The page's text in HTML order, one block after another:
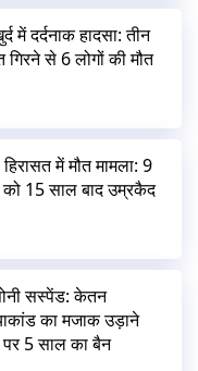
में दर्दनाक हादसा: तीन
गिरने से 6 लोगों की मौत
में मौत मामला: 9
को 15 साल बाद उम्रकैद
सस्पेंड: केतन
का मजाक उड़ाने
पर 5 साल का बैन